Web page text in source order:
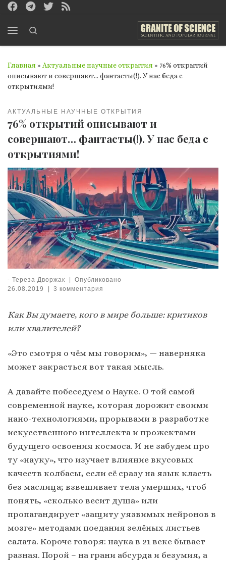
Перейти к содержимому
Главная » Актуальные научные открытия » 76% открытий
описывают и совершают… фантасты(!). У нас беда с
открытиями!
АКТУАЛЬНЫЕ НАУЧНЫЕ ОТКРЫТИЯ
76% открытий описывают и
совершают… фантасты(!). У нас беда с
открытиями!
- Тереза Дворжак |
Опубликовано
26.08.2019
| 3 комментария
Как Вы думаете, кого в мире больше: критиков
или хвалителей?
«Это смотря о чём мы говорим», — наверняка
может закрасться вот такая мысль.
А давайте побеседуем о Науке. О той самой
современной науке, которая дорожит своими
нано-технологиями, прорывами в разработке
искусственного интеллекта и прожектами
будущего освоения космоса. И не забудем про
ту «науку», что изучает влияние вкусовых
качеств колбасы, если её сразу на язык класть
без маслица; взвешивает тела умерших, чтоб
понять, «сколько весит душа» или
пропагандирует «защиту уязвимых нейронов в
мозге» методами поедания зелёных листьев
салата. Короче говоря: наука в 21 веке бывает
разная. Порой – на грани абсурда и безумия, а